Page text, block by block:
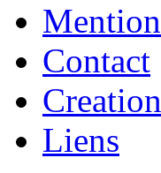
Contact
Liens